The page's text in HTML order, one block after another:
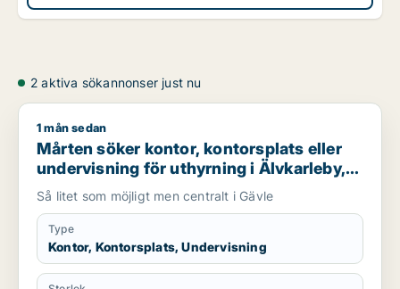
2 aktiva sökannonser just nu
Mårten söker kontor, kontorsplats eller undervisning för
1 mån sedan
Mårten söker kontor, kontorsplats eller
undervisning för uthyrning i Älvkarleby,
Heby eller Tierp m.fl.
Så litet som möjligt men centralt i Gävle
Type
Kontor, Kontorsplats, Undervisning